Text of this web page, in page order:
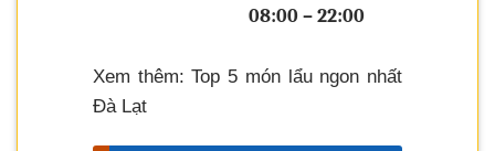
08:00 – 22:00
Xem thêm: Top 5 món lẩu ngon nhất
Đà Lạt